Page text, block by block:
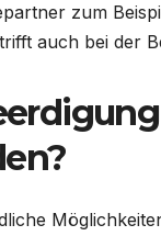
zum
auch bei der